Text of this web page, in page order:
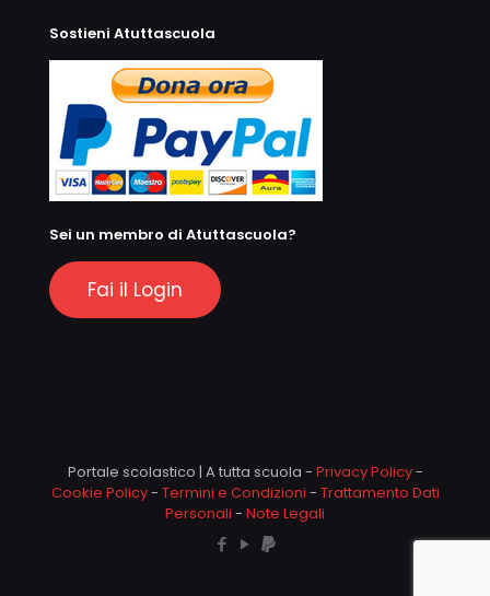
Sostieni Atuttascuola
Sei un membro di Atuttascuola?
Fai il Login
Portale scolastico | A tutta scuola - Privacy Policy-
Cookie Policy- Termini e Condizioni - Trattamento Dati
Personali - Note Legali